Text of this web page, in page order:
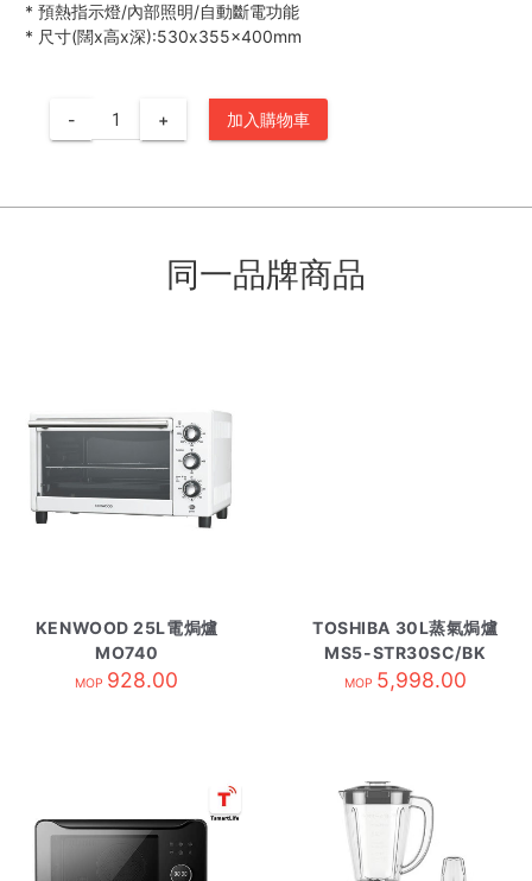
* 預熱指示燈/內部照明/自動斷電功能
* 尺寸(闊x高x深):530x355x400mm
- + 加入購物車
同一品牌商品
KENWOOD 25L電焗爐
MO740
MOP 928.00
TOSHIBA 30L蒸氣焗爐
MS5-STR30SC/BK
MOP 5,998.00